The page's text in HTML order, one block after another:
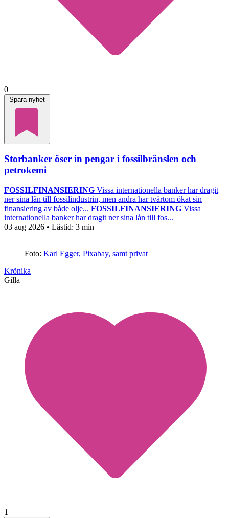
0
Spara nyhet
Storbanker öser in pengar i fossilbränslen och
petrokemi
FOSSILFINANSIERING Vissa internationella banker har dragit
ner sina lån till fossilindustrin, men andra har tvärtom ökat sin
finansiering av både olje... FOSSILFINANSIERING Vissa
internationella banker har dragit ner sina lån till fos...
03 aug 2026 • Lästid: 3 min
Foto: Karl Egger, Pixabay, samt privat
Krönika
Gilla
1